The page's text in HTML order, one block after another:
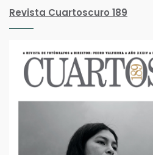
Revista Cuartoscuro 189